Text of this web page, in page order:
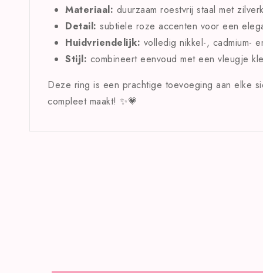
Materiaal: duurzaam roestvrij staal met
Detail: subtiele roze accenten voor een
Huidvriendelijk: volledig nikkel-, cadmium-
Stijl: combineert eenvoud met een vleugje
Deze ring is een prachtige toevoeging aan elke
compleet maakt! ✨💗